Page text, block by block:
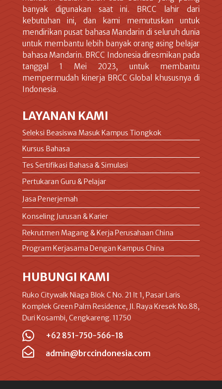
banyak digunakan saat ini. BRCC lahir dari
kebutuhan ini, dan kami memutuskan untuk
mendirikan pusat bahasa Mandarin di seluruh dunia
untuk membantu lebih banyak orang asing belajar
bahasa Mandarin. BRCC Indonesia diresmikan pada
tanggal 1 Mei 2023, untuk membantu
mempermudah kinerja BRCC Global khususnya di
Indonesia.
LAYANAN KAMI
Seleksi Beasiswa Masuk Kampus Tiongkok
Kursus Bahasa
Tes Sertifikasi Bahasa & Simulasi
Pertukaran Guru & Pelajar
Jasa Penerjemah
Konseling Jurusan & Karier
Rekrutmen Magang & Kerja Perusahaan China
Program Kerjasama Dengan Kampus China
HUBUNGI KAMI
Ruko Citywalk Niaga Blok C No. 21 lt 1, Pasar Laris
Komplek Green Palm Residence, Jl. Raya Kresek No.88,
Duri Kosambi, Cengkareng. 11750
 +62 851-750-566-18
 admin@brccindonesia.com